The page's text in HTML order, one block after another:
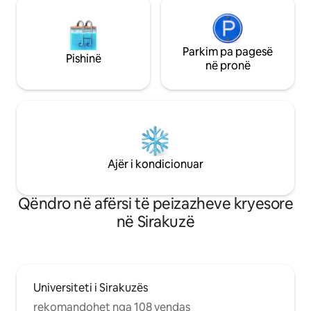
Pishinë
Parkim pa pagesë
në pronë
Ajër i kondicionuar
Qëndro në afërsi të peizazheve kryesore
në Sirakuzë
Universiteti i Sirakuzës
rekomandohet nga 108 vendas